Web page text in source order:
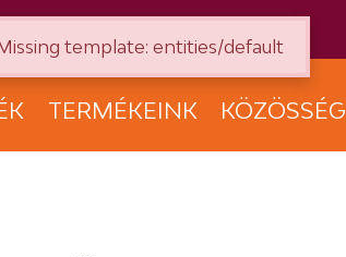
TERMÉKEINK KÖZÖSSÉG
template: entities/default